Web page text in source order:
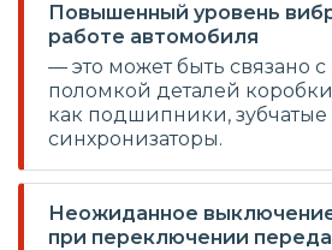
Повышенный уровень
работе автомобиля
— это может быть связано
поломкой деталей
как подшипники, зубчатые
синхронизаторы.
Неожиданное
при переключении